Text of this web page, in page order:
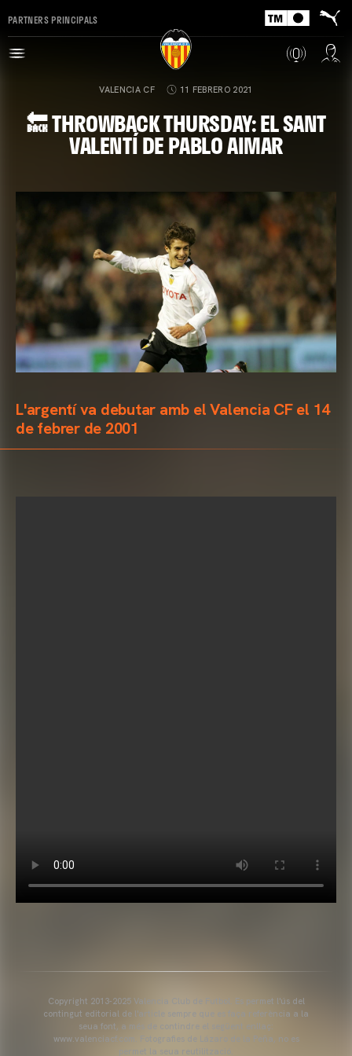
PARTNERS PRINCIPALS
VALENCIA CF 11 FEBRERO 2021
🔙 THROWBACK THURSDAY: EL SANT
VALENTÍ DE PABLO AIMAR
L'argentí va debutar amb el Valencia CF el 14
de febrer de 2001
Copyright 2013-2025 Valencia Club de Futbol. Es permet l'ús del
contingut editorial de l'article sempre que es faça referència a la
seua font, a més de contindre el següent enllaç:
www.valenciacf.com. Fotografies de Lázaro de la Peña, no es
permet la seua reutilització.